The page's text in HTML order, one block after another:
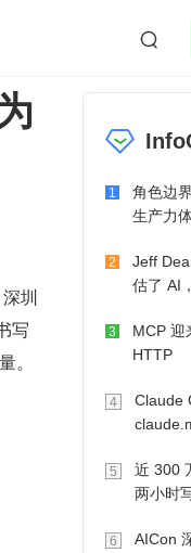

作
微服务架构
圳
写
。
1
角色边
生产力
2
Jeff
估了 AI
3
MCP 迎
HTTP
4
Claude
5
近 300
两小时
6
AICon